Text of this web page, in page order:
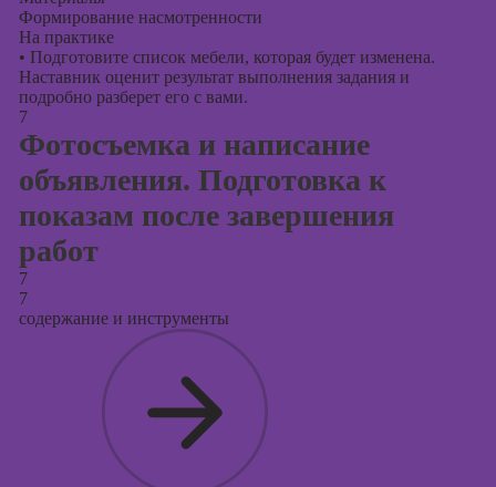
Формирование насмотренности
На практике
• Подготовите список мебели, которая будет изменена.
Наставник оценит результат выполнения задания и
подробно разберет его с вами.
7
Фотосъемка и написание
объявления. Подготовка к
показам после завершения
работ
7
7
содержание и инструменты